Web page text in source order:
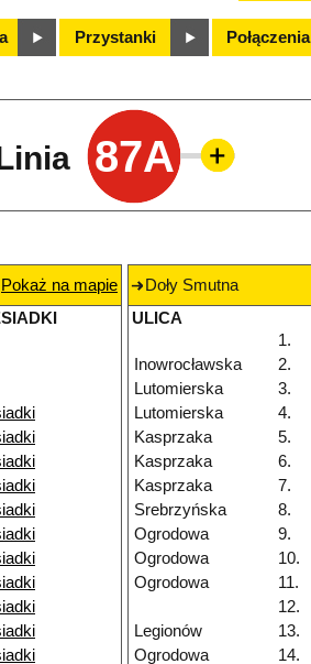
Przystanki Połączenia
87A
Pokaż na mapie
Doły Smutna
ULICA
1.
Inowrocławska
2.
Lutomierska
3.
Lutomierska
4.
Kasprzaka
5.
Kasprzaka
6.
Kasprzaka
7.
Srebrzyńska
8.
Ogrodowa
9.
Ogrodowa
10.
Ogrodowa
11.
12.
Legionów
13.
Ogrodowa
14.